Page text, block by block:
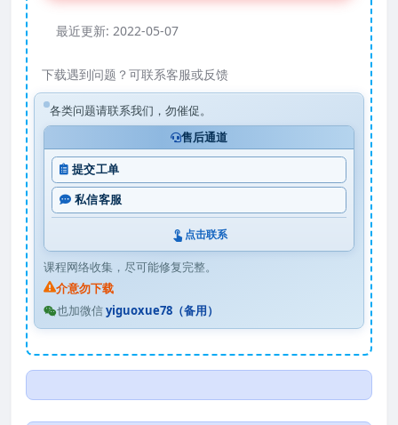
最近更新: 2022-05-07
下载遇到问题？可联系客服或反馈
各类问题请联系我们，勿催促。
售后通道
提交工单
私信客服
点击联系
课程网络收集，尽可能修复完整。
介意勿下载
也加微信yiguoxue78（备用）